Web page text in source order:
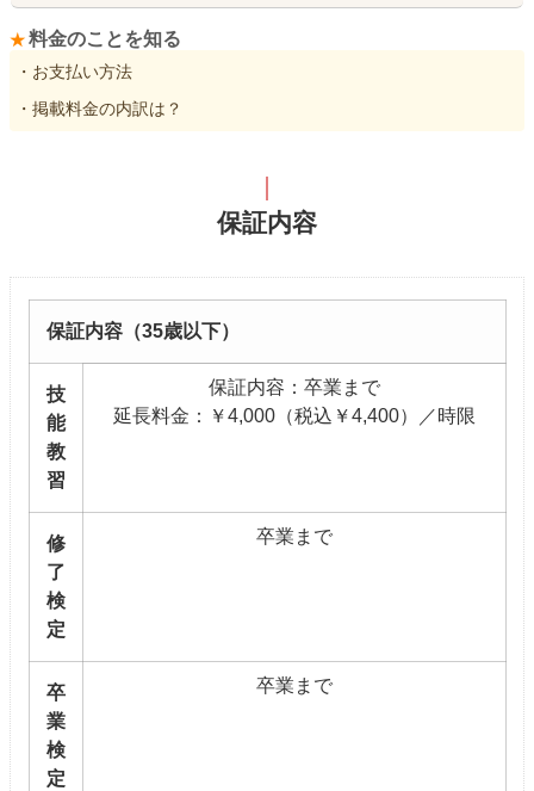
料金のことを知る
・お支払い方法
・掲載料金の内訳は？
保証内容
保証内容（35歳以下）
技
能
教
習
保証内容：卒業まで
延長料金：￥4,000（税込￥4,400）／時限
修
了
検
定
卒業まで
卒
業
検
定
卒業まで